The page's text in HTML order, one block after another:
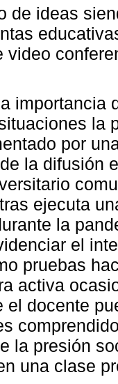
de ideas
video
importancia
la
por
la difusión
ejecuta
la
el
pruebas
activa
el docente
la presión
una clase